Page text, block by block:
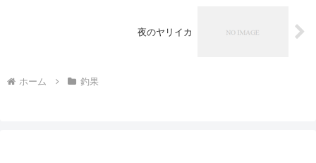
夜のヤリイカ
ホーム 釣果